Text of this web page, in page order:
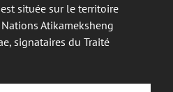
située sur le territoire
Atikameksheng
signataires du Traité